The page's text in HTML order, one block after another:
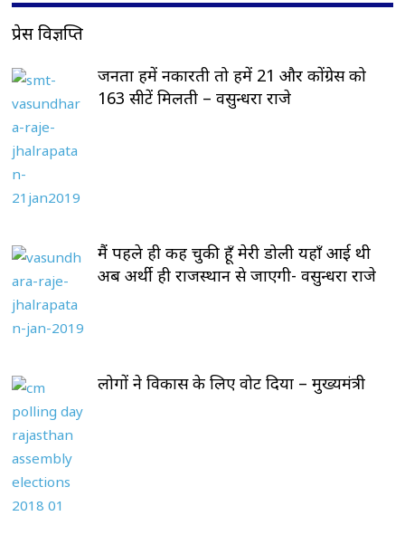
प्रेस विज्ञप्ति
जनता हमें नकारती तो हमें 21 और कोंग्रेस को
163 सीटें मिलती – वसुन्धरा राजे
मैं पहले ही कह चुकी हूँ मेरी डोली यहाँ आई थी
अब अर्थी ही राजस्थान से जाएगी- वसुन्धरा राजे
लोगों ने विकास के लिए वोट दिया – मुख्यमंत्री